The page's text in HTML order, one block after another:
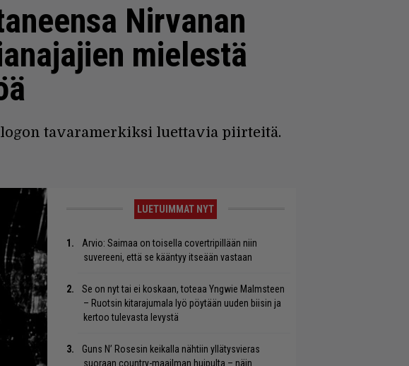
Nirvanan
mielestä
tavaramerkiksi luettavia piirteitä.
LUETUIMMAT NYT
Arvio: Saimaa on toisella covertripillään niin
suvereeni, että se kääntyy itseään vastaan
Se on nyt tai ei koskaan, toteaa Yngwie Malmsteen
– Ruotsin kitarajumala lyö pöytään uuden biisin ja
kertoo tulevasta levystä
Guns N’ Rosesin keikalla nähtiin yllätysvieras
suoraan country-maailman huipulta – näin